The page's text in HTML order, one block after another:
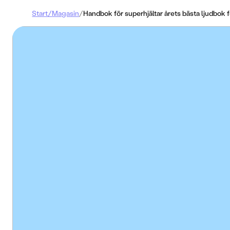
Start/Magasin/Handbok för superhjältar årets bästa ljudbok